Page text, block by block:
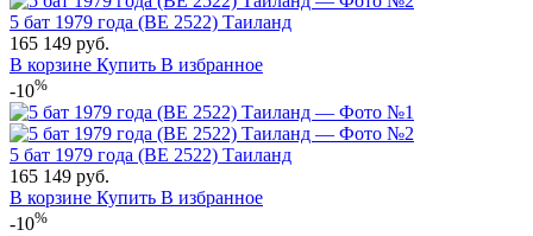
5 бат 1979 года (BE 2522) Таиланд
165 149 руб.
В корзине Купить В избранное
-10%
5 бат 1979 года (BE 2522) Таиланд
165 149 руб.
В корзине Купить В избранное
-10%